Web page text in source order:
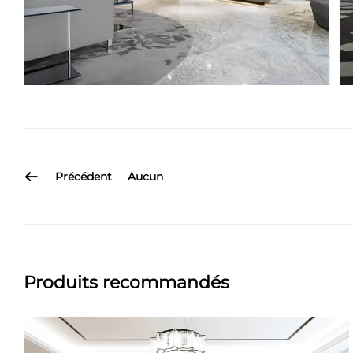
Précédent Aucun
Produits recommandés